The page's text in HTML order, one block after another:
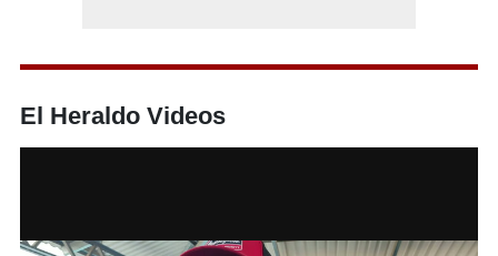
El Heraldo Videos